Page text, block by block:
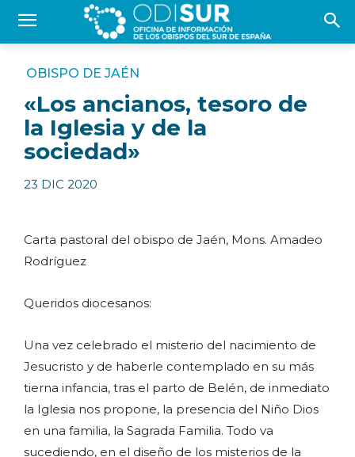
OBISPO DE JAÉN
«Los ancianos, tesoro de
la Iglesia y de la
sociedad»
23 DIC 2020
Carta pastoral del obispo de Jaén, Mons. Amadeo
Rodríguez
Queridos diocesanos:
Una vez celebrado el misterio del nacimiento de
Jesucristo y de haberle contemplado en su más
tierna infancia, tras el parto de Belén, de inmediato
la Iglesia nos propone, la presencia del Niño Dios
en una familia, la Sagrada Familia. Todo va
sucediendo, en el diseño de los misterios de la